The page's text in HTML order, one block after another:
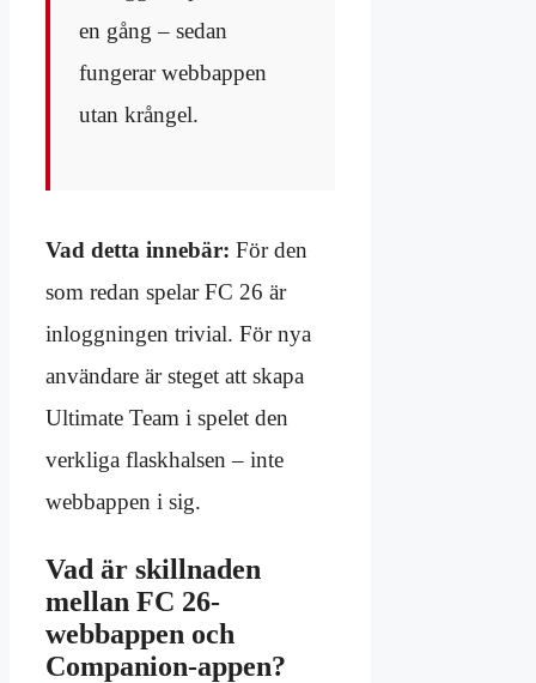
en gång – sedan
fungerar webbappen
utan krångel.
Vad detta innebär: För den
som redan spelar FC 26 är
inloggningen trivial. För nya
användare är steget att skapa
Ultimate Team i spelet den
verkliga flaskhalsen – inte
webbappen i sig.
Vad är skillnaden
mellan FC 26-
webbappen och
Companion-appen?